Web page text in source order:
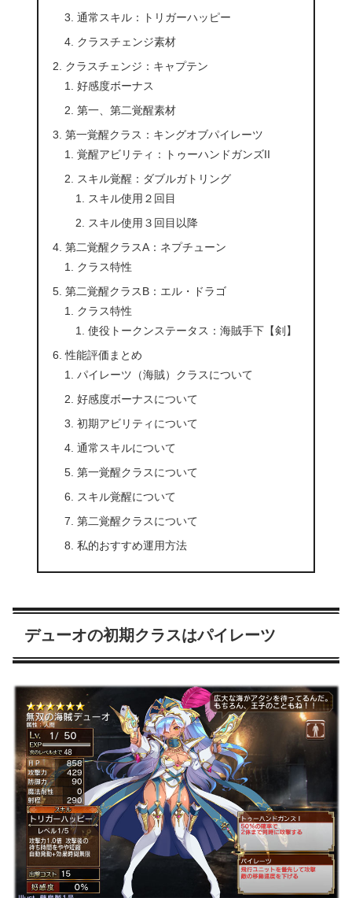
通常スキル：トリガーハッピー
クラスチェンジ素材
クラスチェンジ：キャプテン
好感度ボーナス
第一、第二覚醒素材
第一覚醒クラス：キングオブパイレーツ
覚醒アビリティ：トゥーハンドガンズII
スキル覚醒：ダブルガトリング
スキル使用２回目
スキル使用３回目以降
第二覚醒クラスA：ネプチューン
クラス特性
第二覚醒クラスB：エル・ドラゴ
クラス特性
使役トークンステータス：海賊手下【剣】
性能評価まとめ
パイレーツ（海賊）クラスについて
好感度ボーナスについて
初期アビリティについて
通常スキルについて
第一覚醒クラスについて
スキル覚醒について
第二覚醒クラスについて
私的おすすめ運用方法
デューオの初期クラスはパイレーツ